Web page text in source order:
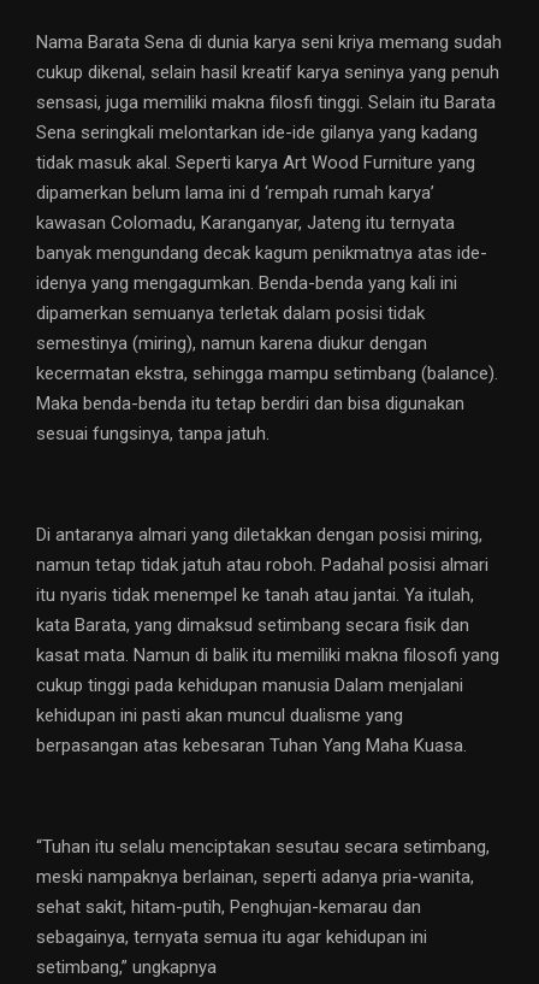
Nama Barata Sena di dunia karya seni kriya memang sudah
cukup dikenal, selain hasil kreatif karya seninya yang penuh
sensasi, juga memiliki makna filosfi tinggi. Selain itu Barata
Sena seringkali melontarkan ide-ide gilanya yang kadang
tidak masuk akal. Seperti karya Art Wood Furniture yang
dipamerkan belum lama ini d ‘rempah rumah karya’
kawasan Colomadu, Karanganyar, Jateng itu ternyata
banyak mengundang decak kagum penikmatnya atas ide-
idenya yang mengagumkan. Benda-benda yang kali ini
dipamerkan semuanya terletak dalam posisi tidak
semestinya (miring), namun karena diukur dengan
kecermatan ekstra, sehingga mampu setimbang (balance).
Maka benda-benda itu tetap berdiri dan bisa digunakan
sesuai fungsinya, tanpa jatuh.
Di antaranya almari yang diletakkan dengan posisi miring,
namun tetap tidak jatuh atau roboh. Padahal posisi almari
itu nyaris tidak menempel ke tanah atau jantai. Ya itulah,
kata Barata, yang dimaksud setimbang secara fisik dan
kasat mata. Namun di balik itu memiliki makna filosofi yang
cukup tinggi pada kehidupan manusia Dalam menjalani
kehidupan ini pasti akan muncul dualisme yang
berpasangan atas kebesaran Tuhan Yang Maha Kuasa.
“Tuhan itu selalu menciptakan sesutau secara setimbang,
meski nampaknya berlainan, seperti adanya pria-wanita,
sehat sakit, hitam-putih, Penghujan-kemarau dan
sebagainya, ternyata semua itu agar kehidupan ini
setimbang,” ungkapnya